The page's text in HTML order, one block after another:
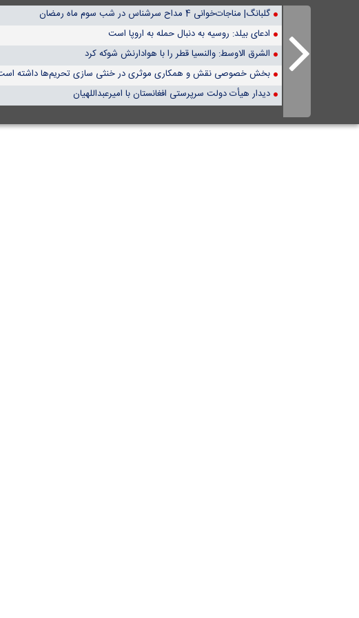
گلبانگ| مناجات‌خوانی 4 مداح سرشناس در شب سوم ماه رمضان
ادعای بیلد: روسیه به دنبال حمله به اروپا است
الشرق الاوسط: والنسیا قطر را با هوادارنش شوکه کرد
بخش خصوصی نقش و همکاری موثری در خنثی سازی تحریم‌ها داشته
دیدار هیأت دولت سرپرستی افغانستان با امیرعبداللهیان